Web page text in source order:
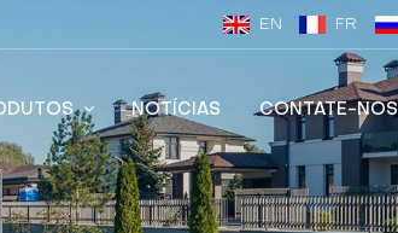
EN FR
NOTÍCIAS CONTATE-NOS